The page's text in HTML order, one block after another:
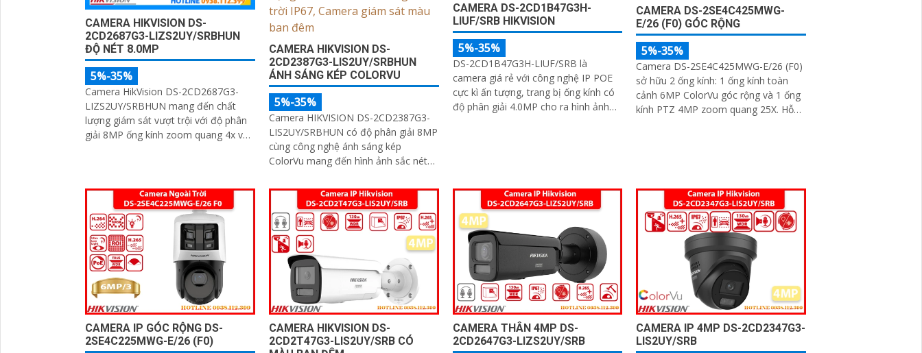
CAMERA HIKVISION DS-
2CD2687G3-LIZS2UY/SRBHUN
ĐỘ NÉT 8.0MP
5%-35%
Camera HikVision DS-2CD2687G3-
LIZS2UY/SRBHUN mang đến chất
lượng giám sát vượt trội với độ phân
giải 8MP ống kính zoom quang 4x và
CAMERA HIKVISION DS-
2CD2387G3-LIS2UY/SRBHUN
ÁNH SÁNG KÉP COLORVU
5%-35%
Camera HIKVISION DS-2CD2387G3-
LIS2UY/SRBHUN có độ phân giải 8MP
cùng công nghệ ánh sáng kép
ColorVu mang đến hình ảnh sắc nét
CAMERA DS-2CD1B47G3H-
LIUF/SRB HIKVISION
5%-35%
DS-2CD1B47G3H-LIUF/SRB là
camera giá rẻ với công nghệ IP POE
cực kì ấn tượng, trang bị ống kính có
độ phân giải 4.0MP cho ra hình ảnh
CAMERA DS-2SE4C425MWG-
E/26 (F0) GÓC RỘNG
5%-35%
Camera DS-2SE4C425MWG-E/26 (F0)
sở hữu 2 ống kính: 1 ống kính toàn
cảnh 6MP ColorVu góc rộng và 1 ống
kính PTZ 4MP zoom quang 25X. Hỗ
CAMERA IP GÓC RỘNG DS-
2SE4C225MWG-E/26 (F0)
CAMERA HIKVISION DS-
2CD2T47G3-LIS2UY/SRB CÓ
CAMERA THÂN 4MP DS-
2CD2647G3-LIZS2UY/SRB
CAMERA IP 4MP DS-2CD2347G3-
LIS2UY/SRB